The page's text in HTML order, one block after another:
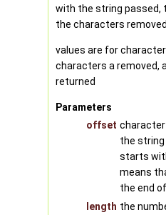
with the string passed,
the characters
values are for
characters a removed,
returned
Parameters
offset
the
starts
means
the end
length the